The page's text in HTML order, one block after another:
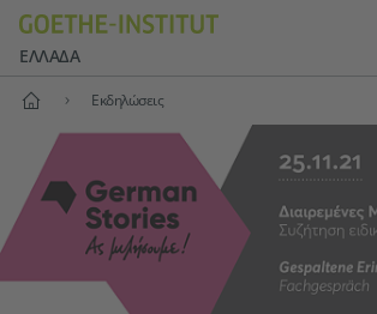
ΕΛΛΆΔΑ
Αρχική
Εκδηλώσεις